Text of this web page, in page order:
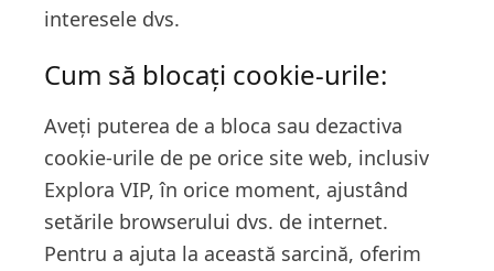
interesele dvs.
Cum să blocați cookie-urile:
Aveți puterea de a bloca sau dezactiva
cookie-urile de pe orice site web, inclusiv
Explora VIP, în orice moment, ajustând
setările browserului dvs. de internet.
Pentru a ajuta la această sarcină, oferim